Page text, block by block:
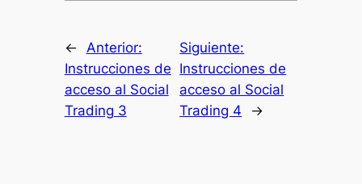
←
Anterior:
Instrucciones de
acceso al Social
Trading 3
Siguiente:
Instrucciones de
acceso al Social
Trading 4
→